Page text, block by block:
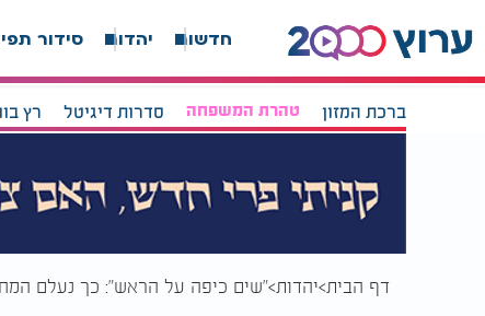
חדשות יהדות סידור
ברכת המזון טהרת המשפחה סדרות דיגיטל רץ
דף הבית יהדות "שים כיפה על הראש": כך נעלם